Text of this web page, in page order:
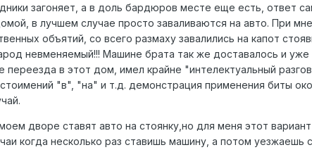
загоняет, а в доль бардюров месте еще есть, ответ
в лучшем случае просто заваливаются на авто. При
объятий, со всего размаху завалились на капот
невменяемый!!! Машине брата так же доставалось и уже
переезда в этот дом, имел крайне "интелектуальный
"в", "на" и т.д. демонстрация применения биты
дворе ставят авто на стоянку,но для меня этот
когда несколько раз ставишь машину, а потом уезжаешь